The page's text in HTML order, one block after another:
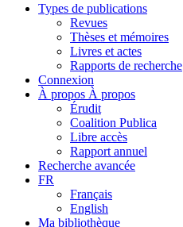
Types de publications
Revues
Thèses et mémoires
Livres et actes
Rapports de recherche
Connexion
À propos À propos
Érudit
Coalition Publica
Libre accès
Rapport annuel
Recherche avancée
FR
Français
English
Ma bibliothèque